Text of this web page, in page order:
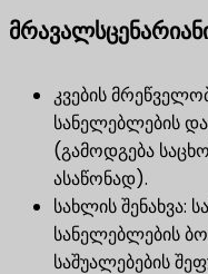
კვების
სანელებლების და
(გამოდგება
ასაწონად).
სახლის შენახვა:
სანელებლების
საშუალებების